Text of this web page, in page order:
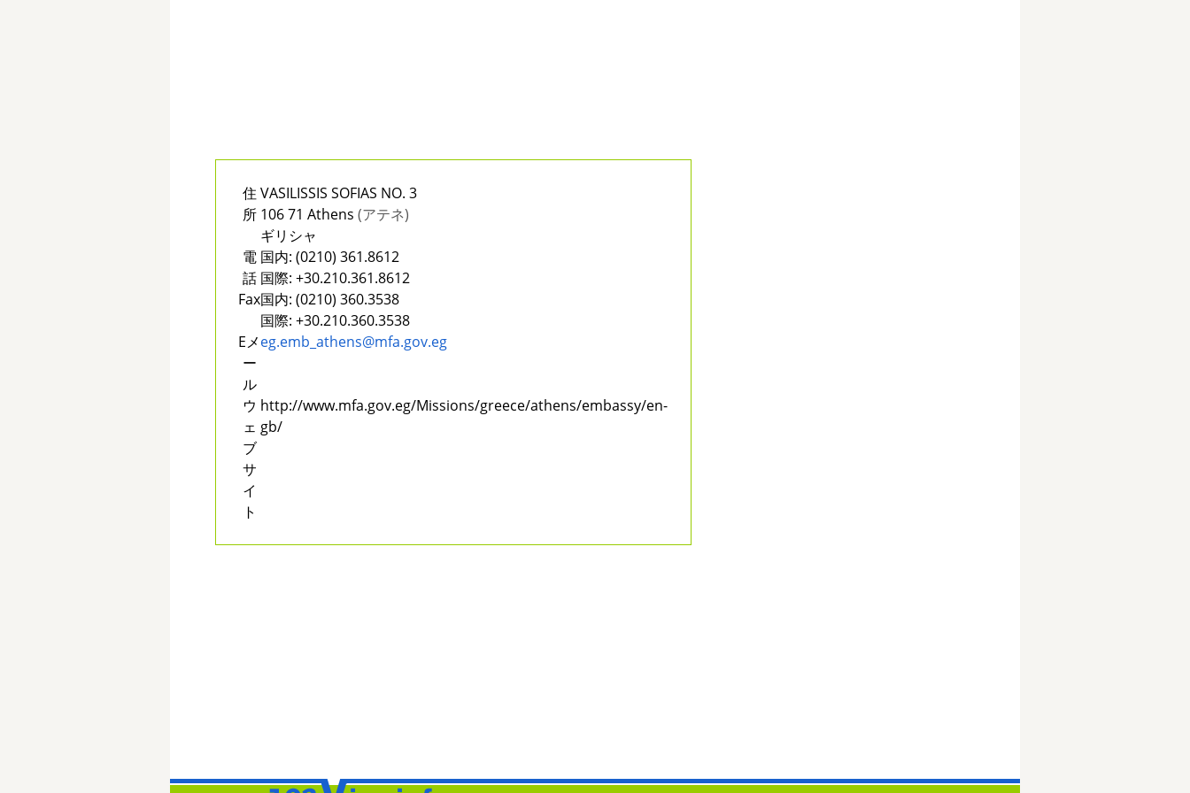
住
所
VASILISSIS SOFIAS NO. 3
106 71 Athens(アテネ)
ギリシャ
電
話
国内: (0210) 361.8612
国際: +30.210.361.8612
Fax国内: (0210) 360.3538
国際: +30.210.360.3538
Eメ
ー
ル
eg.emb_athens@mfa.gov.eg
ウ
ェ
ブ
サ
イ
ト
http://www.mfa.gov.eg/Missions/greece/athens/embassy/en-
gb/